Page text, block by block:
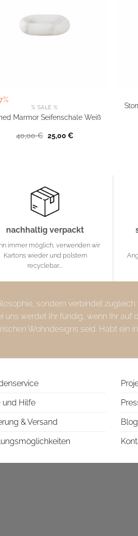
% SALE %
Marmor Seifenschale Weiß
40,00€ Ursprünglicher
Preis
25,00 €Aktueller
nachhaltig verpackt
immer möglich, verwenden wir
Kartons wieder und polstern
recyclebar....
sondern verbindet
uns werdet Ihr fündig, wenn Ihr
Wohndesigns seid. Habt ein
und Hilfe
& Versand
Blog